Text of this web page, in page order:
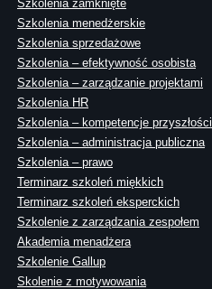
Szkolenia zamknięte
Szkolenia menedżerskie
Szkolenia sprzedażowe
Szkolenia – efektywność osobista
Szkolenia – zarządzanie projektami
Szkolenia HR
Szkolenia – kompetencje przyszłości
Szkolenia – administracja publiczna
Szkolenia – prawo
Terminarz szkoleń miękkich
Terminarz szkoleń eksperckich
Szkolenie z zarządzania zespołem
Akademia menadżera
Szkolenie Gallup
Skolenie z motywowania